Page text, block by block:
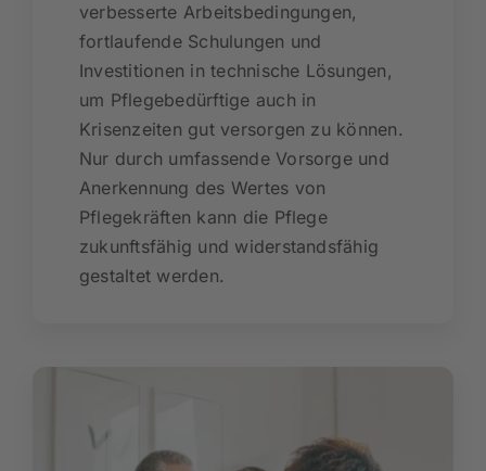
verbesserte Arbeitsbedingungen,
fortlaufende Schulungen und
Investitionen in technische Lösungen,
um Pflegebedürftige auch in
Krisenzeiten gut versorgen zu können.
Nur durch umfassende Vorsorge und
Anerkennung des Wertes von
Pflegekräften kann die Pflege
zukunftsfähig und widerstandsfähig
gestaltet werden.